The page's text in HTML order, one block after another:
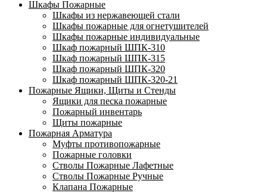
Шкафы Пожарные
Шкафы из нержавеющей стали
Шкафы пожарные для огнетушителей
Шкафы пожарные индивидуальные
Шкаф пожарный ШПК-310
Шкаф пожарный ШПК-315
Шкаф пожарный ШПК-320
Шкаф пожарный ШПК-320-21
Пожарные Ящики, Щиты и Стенды
Ящики для песка пожарные
Пожарный инвентарь
Щиты пожарные
Пожарная Арматура
Муфты противопожарные
Пожарные головки
Стволы Пожарные Лафетные
Стволы Пожарные Ручные
Клапана Пожарные